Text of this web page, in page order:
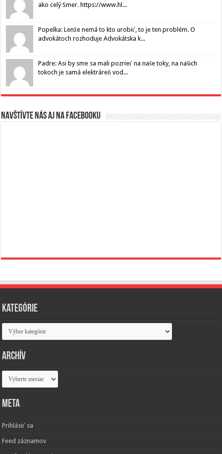
ako celý Smer. https://www.hl...
Popelka: Lenže nemá to kto urobiť, to je ten problém. O
advokátoch rozhoduje Advokátska k...
Padre: Asi by sme sa mali pozrieť na naše toky, na našich
tokoch je samá elektráreň vod...
Navštívte nás aj na Facebooku
Kategórie
Kategórie
Archív
Archív
Meta
Prihlásiť sa
Feed záznamov